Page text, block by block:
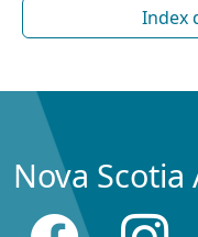
Index
Nova Scotia